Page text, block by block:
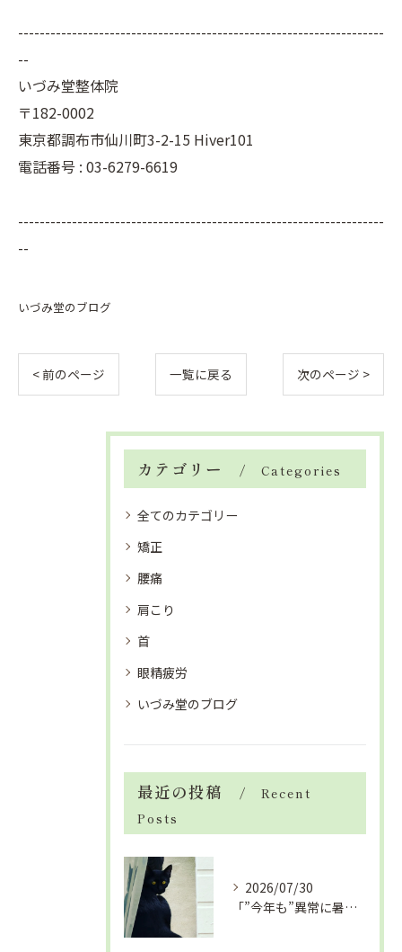
--------------------------------------------------------------------
--
いづみ堂整体院
〒182-0002
東京都調布市仙川町3-2-15 Hiver101
電話番号 : 03-6279-6619
--------------------------------------------------------------------
--
いづみ堂のブログ
< 前のページ 一覧に戻る 次のページ >
カテゴリー Categories
全てのカテゴリー
矯正
腰痛
肩こり
首
眼精疲労
いづみ堂のブログ
最近の投稿
Recent
Posts
2026/07/30
「”今年も”異常に暑い夏」酷暑+冷房＝夏風邪、腰痛、ひざの痛...